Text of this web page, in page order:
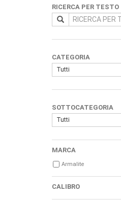
RICERCA PER TESTO
CATEGORIA
Tutti
SOTTOCATEGORIA
Tutti
MARCA
Armalite
CALIBRO